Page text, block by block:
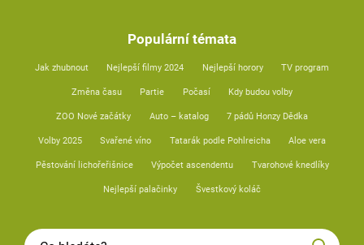
Populární témata
Jak zhubnout Nejlepší filmy 2024 Nejlepší horory TV program
Změna času Partie Počasí Kdy budou volby
ZOO Nové začátky Auto – katalog 7 pádů Honzy Dědka
Volby 2025 Svařené víno Tatarák podle Pohlreicha Aloe vera
Pěstování lichořeřišnice Výpočet ascendentu Tvarohové knedlíky
Nejlepší palačinky Švestkový koláč